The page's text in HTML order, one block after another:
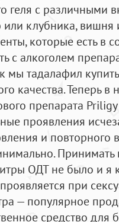
геля с различными
клубника, вишня
которые есть в
с алкоголем
мы тадалафил
качества. Теперь
препарата
проявления
и
ОДТ не было и я
при
— популярное
средство